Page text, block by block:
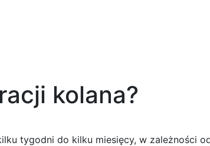
kolana?
tygodni do kilku miesięcy, w zależności